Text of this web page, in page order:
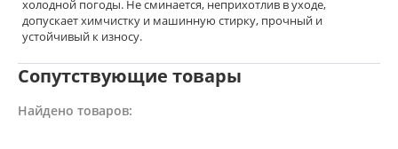
холодной погоды. Не сминается, неприхотлив в уходе,
допускает химчистку и машинную стирку, прочный и
устойчивый к износу.
Сопутствующие товары
Найдено товаров: